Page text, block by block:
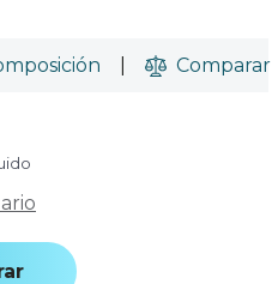
Comparar